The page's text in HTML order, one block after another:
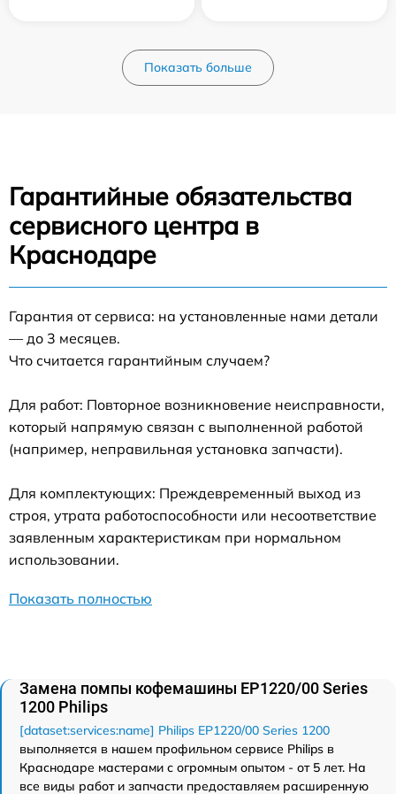
Показать больше
Гарантийные обязательства
сервисного центра в
Краснодаре
Гарантия от сервиса: на установленные нами детали
— до 3 месяцев.
Что считается гарантийным случаем?
Для работ: Повторное возникновение неисправности,
который напрямую связан с выполненной работой
(например, неправильная установка запчасти).
Для комплектующих: Преждевременный выход из
строя, утрата работоспособности или несоответствие
заявленным характеристикам при нормальном
использовании.
Показать полностью
Замена помпы кофемашины EP1220/00 Series
1200 Philips
[dataset:services:name] Philips EP1220/00 Series 1200
выполняется в нашем профильном сервисе Philips в
Краснодаре мастерами с огромным опытом - от 5 лет. На
все виды работ и запчасти предоставляем расширенную